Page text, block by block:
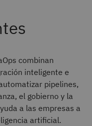
combinan
inteligente e
pipelines,
el gobierno y la
a las empresas a
artificial.